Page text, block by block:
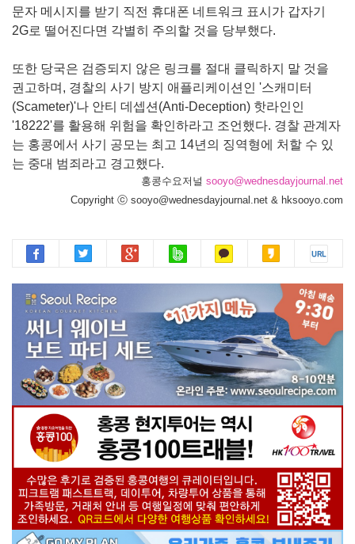
문자 메시지를 받기 직전 휴대폰 네트워크 표시가 갑자기
2G로 떨어진다면 각별히 주의할 것을 당부했다.
또한 당국은 검증되지 않은 링크를 절대 클릭하지 말 것을
권고하며, 경찰의 사기 방지 애플리케이션인 '스캐미터
(Scameter)'나 안티 데셉션(Anti-Deception) 핫라인인
'18222'를 활용해 위험을 확인하라고 조언했다. 경찰 관계자
는 홍콩에서 사기 공모는 최고 14년의 징역형에 처할 수 있
는 중대 범죄라고 경고했다.
홍콩수요저널 sooyo@wednesdayjournal.net
Copyright ⓒ sooyo@wednesdayjournal.net & hksooyo.com